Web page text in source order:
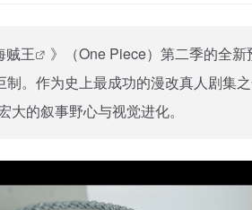
贼王
》（One Piece）第二季的全
。作为史上最成功的漫改真人剧集
的叙事野心与视觉进化。